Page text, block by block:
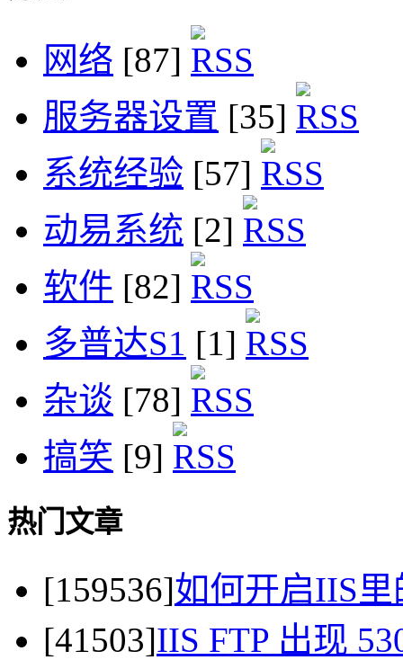
网络 [87]
服务器设置 [35]
系统经验 [57]
动易系统 [2]
软件 [82]
多普达S1 [1]
杂谈 [78]
搞笑 [9]
热门文章
[159536]如何开启IIS里
[41503]IIS FTP 出现